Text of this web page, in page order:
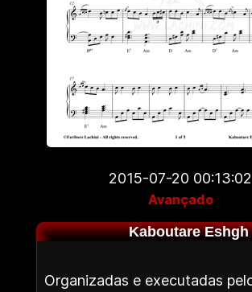
2015-07-20 00:13:02
Avançado
Kaboutare Eshgh
Organizadas e executadas